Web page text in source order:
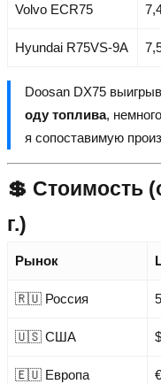
Volvo ECR75
Hyundai R75VS-9A
Doosan DX75
оду топлива,
я сопоставимую
💲 Стоимость
г.)
Рынок
🇷🇺 Россия
🇺🇸 США
🇪🇺 Европа